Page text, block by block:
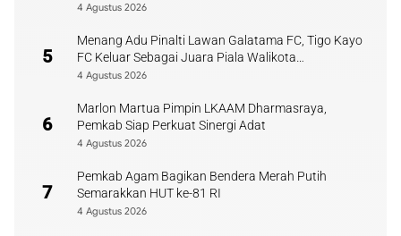
4 Agustus 2026
5
Menang Adu Pinalti Lawan Galatama FC, Tigo Kayo
FC Keluar Sebagai Juara Piala Walikota
Payakumbuh
4 Agustus 2026
6
Marlon Martua Pimpin LKAAM Dharmasraya,
Pemkab Siap Perkuat Sinergi Adat
4 Agustus 2026
7
Pemkab Agam Bagikan Bendera Merah Putih
Semarakkan HUT ke-81 RI
4 Agustus 2026